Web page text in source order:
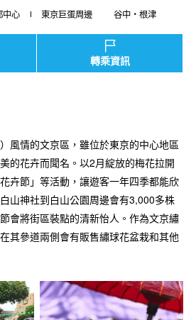
中心 東京巨蛋周邊 谷中・根津
轉乘資訊
風情的文京區，雖位於東京的中心地區
的花卉而聞名。以2月綻放的梅花拉開
卉節」等活動，讓遊客一年四季都能欣
山神社到白山公園周邊會有3,000多株
會將街區裝點的清新怡人。作為文京繡
其參道兩側會有販售繡球花盆栽和其他